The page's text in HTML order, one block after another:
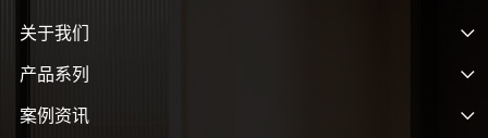
关于我们
产品系列
案例资讯